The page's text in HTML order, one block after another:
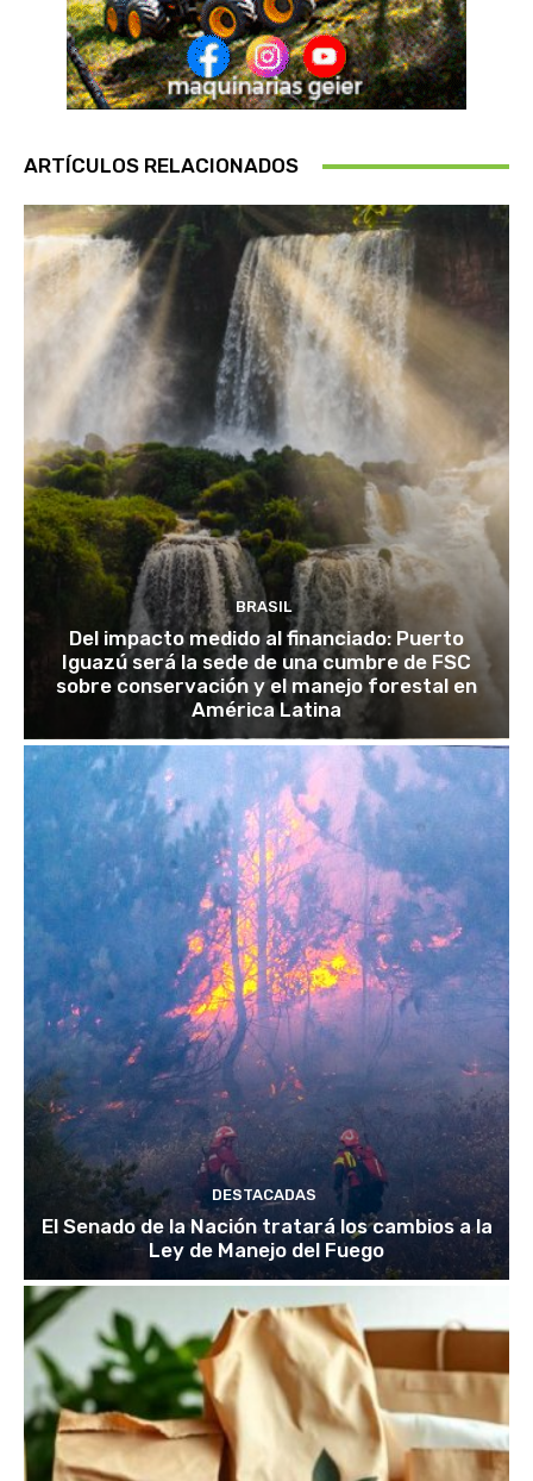
ARTÍCULOS RELACIONADOS
BRASIL
Del impacto medido al financiado: Puerto
Iguazú será la sede de una cumbre de FSC
sobre conservación y el manejo forestal en
América Latina
DESTACADAS
El Senado de la Nación tratará los cambios a la
Ley de Manejo del Fuego